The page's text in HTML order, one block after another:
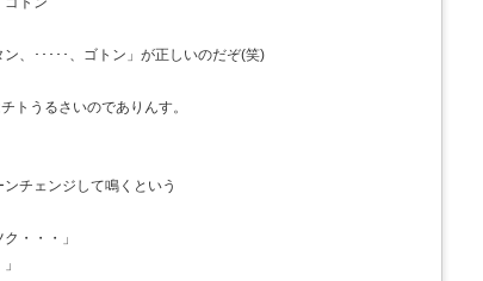
、･････、ゴトン」が正しいのだぞ(笑)
トうるさいのでありんす。
チェンジして鳴くという
・・・」